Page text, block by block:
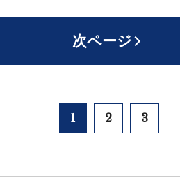
次ページ
1 2 3